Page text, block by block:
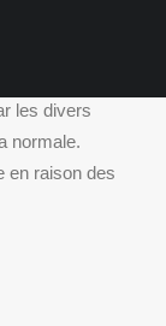
les divers
normale.
en raison des